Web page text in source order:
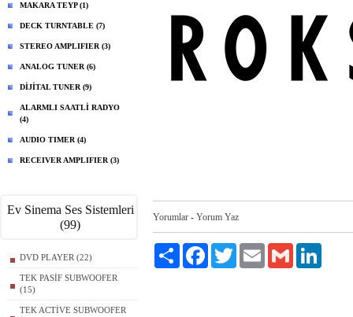
MAKARA TEYP (1)
DECK TURNTABLE (7)
STEREO AMPLIFIER (3)
ANALOG TUNER (6)
DİJİTAL TUNER (9)
ALARMLI SAATLİ RADYO
(4)
AUDIO TIMER (4)
RECEIVER AMPLIFIER (3)
Ev Sinema Ses Sistemleri
(99)
DVD PLAYER (22)
TEK PASİF SUBWOOFER
(15)
TEK ACTİVE SUBWOOFER
Yorumlar - Yorum Yaz
Paylaş FacebookTwitter Email Gmail